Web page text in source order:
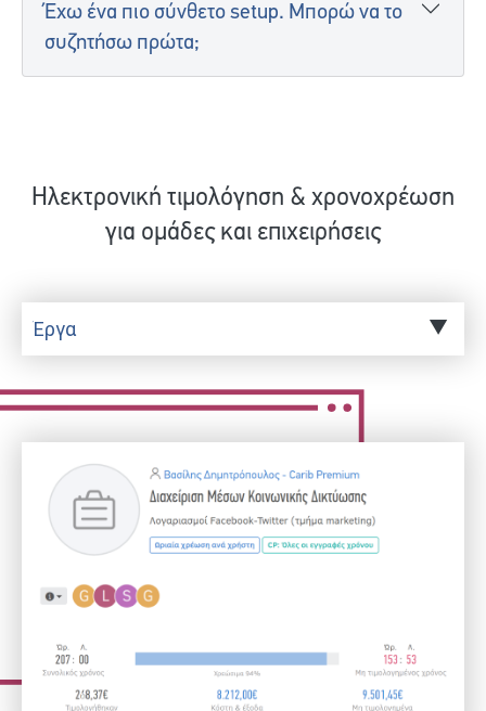
Έχω ένα πιο σύνθετο setup. Μπορώ να το
συζητήσω πρώτα;
Ηλεκτρονική τιμολόγηση & χρονοχρέωση
για ομάδες και επιχειρήσεις